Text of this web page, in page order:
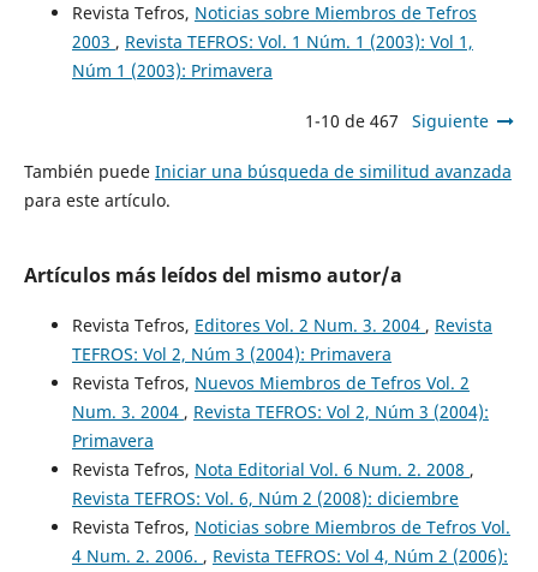
Revista Tefros, Noticias sobre Miembros de Tefros
2003 , Revista TEFROS: Vol. 1 Núm. 1 (2003): Vol 1,
Núm 1 (2003): Primavera
1-10 de 467 Siguiente
También puede Iniciar una búsqueda de similitud avanzada
para este artículo.
Artículos más leídos del mismo autor/a
Revista Tefros, Editores Vol. 2 Num. 3. 2004 , Revista
TEFROS: Vol 2, Núm 3 (2004): Primavera
Revista Tefros, Nuevos Miembros de Tefros Vol. 2
Num. 3. 2004 , Revista TEFROS: Vol 2, Núm 3 (2004):
Primavera
Revista Tefros, Nota Editorial Vol. 6 Num. 2. 2008 ,
Revista TEFROS: Vol. 6, Núm 2 (2008): diciembre
Revista Tefros, Noticias sobre Miembros de Tefros Vol.
4 Num. 2. 2006. , Revista TEFROS: Vol 4, Núm 2 (2006):